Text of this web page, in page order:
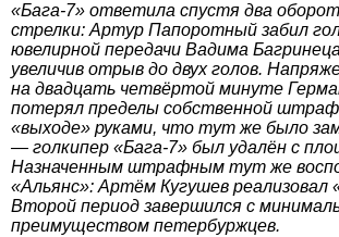
«Бага-7» ответила спустя два
стрелки: Артур Папоротный забил
ювелирной передачи Вадима
увеличив отрыв до двух голов.
на двадцать четвёртой минуте
потерял пределы собственной
«выходе» руками, что тут же было
— голкипер «Бага-7» был удалён с
Назначенным штрафным тут же
«Альянс»: Артём Кугушев реализовал
Второй период завершился с
преимуществом петербуржцев.